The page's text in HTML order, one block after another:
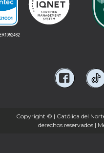
Copyright © | Católica del
derechos reservados |